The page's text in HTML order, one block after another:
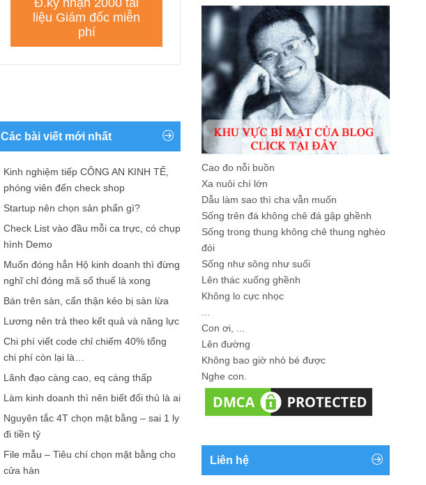
Các bài viết mới nhất
Kinh nghiệm tiếp CÔNG AN KINH TẾ,
phóng viên đến check shop
Startup nên chọn sản phẩn gì?
Check List vào đầu mỗi ca trực, có chụp
hình Demo
Muốn đóng hẳn Hộ kinh doanh thì đừng
nghĩ chỉ đóng mã số thuế là xong
Bán trên sàn, cẩn thận kẻo bị sàn lừa
Lương nên trả theo kết quả và năng lực
Chi phí viết code chỉ chiếm 40% tổng
chi phí còn lại là…
Lãnh đạo càng cao, eq càng thấp
Làm kinh doanh thì nên biết đối thủ là ai
Nguyên tắc 4T chọn mặt bằng – sai 1 ly
đi tiền tỷ
File mẫu – Tiêu chí chọn mặt bằng cho
cửa hàn
Cao đo nỗi buồn
Xa nuôi chí lớn
Dẫu làm sao thì cha vẫn muốn
Sống trên đá không chê đá gập ghềnh
Sống trong thung không chê thung nghèo
đói
Sống như sông như suối
Lên thác xuống ghềnh
Không lo cực nhọc
Con ơi, ...
Lên đường
Không bao giờ nhỏ bé được
Nghe con.
Liên hệ